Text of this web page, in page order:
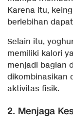
Karena itu,
berlebihan
Selain itu,
memiliki kalori
menjadi bagian
dikombinasikan
aktivitas fisik.
2. Menjaga